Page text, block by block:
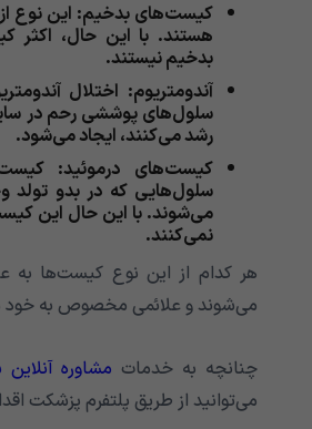
کیست‌های بدخیم: این نوع
هستند. با این حال، اکثر
بدخیم نیستند.
آندومتریوم: اختلال
سلول‌های پوششی رحم در
رشد می‌کنند، ایجاد می‌شود.
کیست‌های درموئید:
سلول‌هایی که در بدو تولد
می‌شوند. با این حال این
نمی‌کنند.
هر کدام از این نوع کیست‌ها به
می‌شوند و علائمی مخصوص به خود
چنانچه به خدمات مشاوره آنلاین
می‌توانید از طریق پلتفرم پزشکت